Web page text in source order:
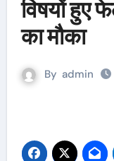
विषयों हुए
का मौका
By admin